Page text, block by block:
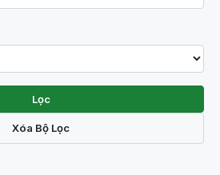
Lọc
Xóa Bộ Lọc